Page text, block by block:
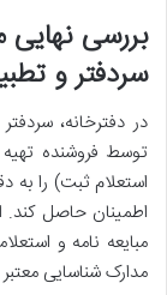
بررسی
سردفتر و
در دفترخانه،
توسط فروشنده
استعلام ثبت) را به
اطمینان حاصل
مبایعه نامه و
مدارک شناسایی